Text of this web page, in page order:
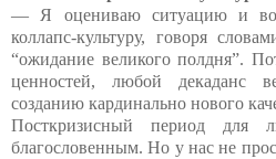
— Я оцениваю ситуацию и
коллапс-культуру, говоря
“ожидание великого полдня”.
ценностей, любой декаданс
созданию кардинально нового
Посткризисный период для
благословенным. Но у нас не